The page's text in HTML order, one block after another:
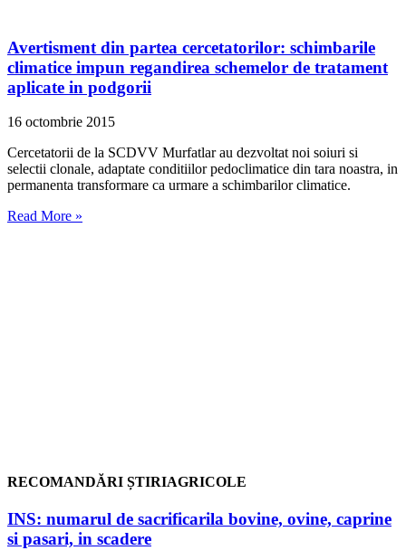
Avertisment din partea cercetatorilor: schimbarile
climatice impun regandirea schemelor de tratament
aplicate in podgorii
16 octombrie 2015
Cercetatorii de la SCDVV Murfatlar au dezvoltat noi soiuri si
selectii clonale, adaptate conditiilor pedoclimatice din tara noastra, in
permanenta transformare ca urmare a schimbarilor climatice.
Read More »
RECOMANDĂRI ȘTIRIAGRICOLE
INS: numarul de sacrificarila bovine, ovine, caprine
si pasari, in scadere